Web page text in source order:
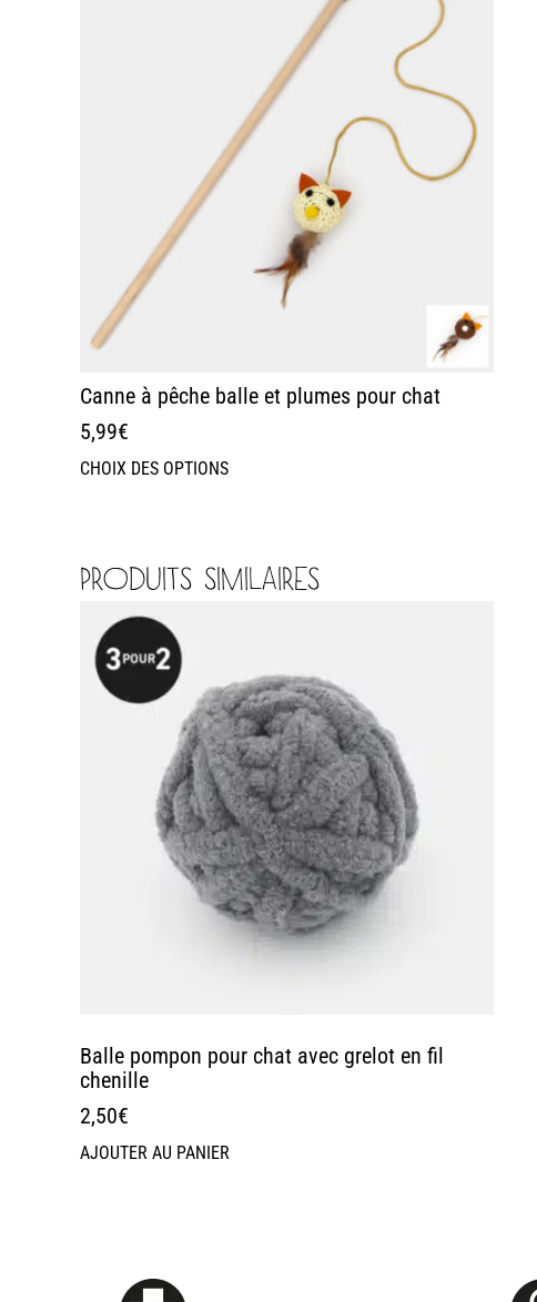
Canne à pêche balle et plumes pour chat
5,99€
CHOIX DES OPTIONS
PRODUITS SIMILAIRES
Balle pompon pour chat avec grelot en fil
chenille
2,50€
AJOUTER AU PANIER